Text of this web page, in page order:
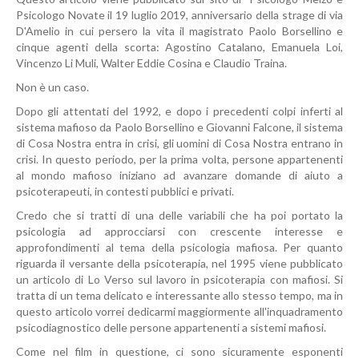
Psicologo Novate il 19 luglio 2019, anniversario della strage di via
D'Amelio in cui persero la vita il magistrato Paolo Borsellino e
cinque agenti della scorta: Agostino Catalano, Emanuela Loi,
Vincenzo Li Muli, Walter Eddie Cosina e Claudio Traina.
Non è un caso.
Dopo gli attentati del 1992, e dopo i precedenti colpi inferti al
sistema mafioso da Paolo Borsellino e Giovanni Falcone, il sistema
di Cosa Nostra entra in crisi, gli uomini di Cosa Nostra entrano in
crisi. In questo periodo, per la prima volta, persone appartenenti
al mondo mafioso iniziano ad avanzare domande di aiuto a
psicoterapeuti, in contesti pubblici e privati.
Credo che si tratti di una delle variabili che ha poi portato la
psicologia ad approcciarsi con crescente interesse e
approfondimenti al tema della psicologia mafiosa. Per quanto
riguarda il versante della psicoterapia, nel 1995 viene pubblicato
un articolo di Lo Verso sul lavoro in psicoterapia con mafiosi. Si
tratta di un tema delicato e interessante allo stesso tempo, ma in
questo articolo vorrei dedicarmi maggiormente all'inquadramento
psicodiagnostico delle persone appartenenti a sistemi mafiosi.
Come nel film in questione, ci sono sicuramente esponenti